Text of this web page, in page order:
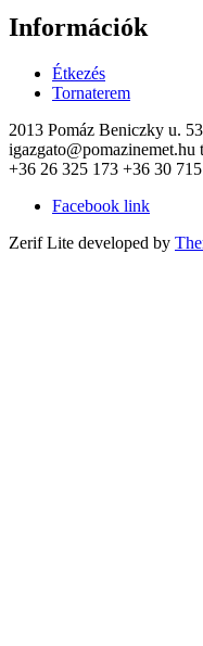
Információk
Étkezés
Tornaterem
2013 Pomáz Beniczky u.
igazgato@pomazinemet.hu
+36 26 325 173 +36 30
Facebook link
Zerif Lite developed by